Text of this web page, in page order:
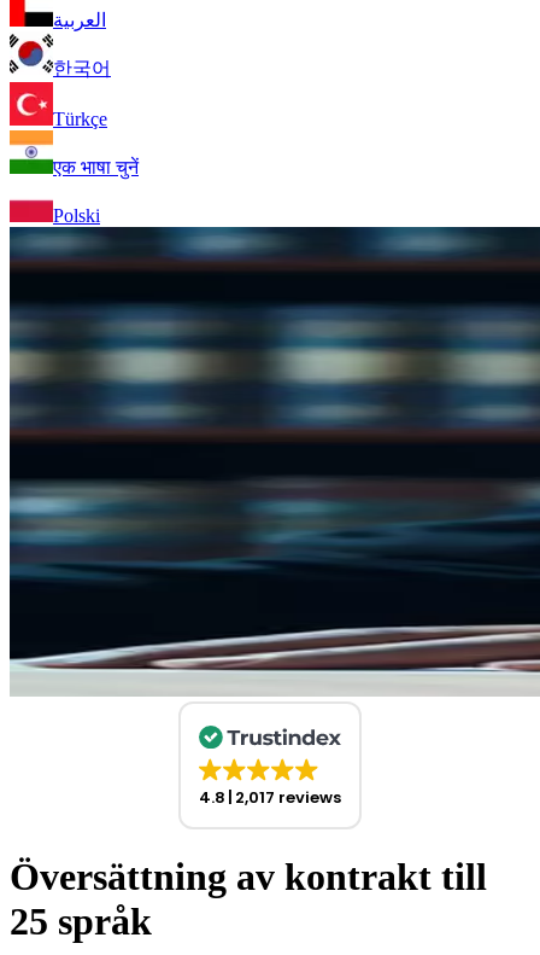
العربية
한국어
Türkçe
एक भाषा चुनें
Polski
4.8 2,017 reviews
Översättning av kontrakt till
25 språk